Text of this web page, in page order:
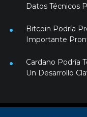
Datos Técnicos
Bitcoin Podría
Importante
Cardano Podría
Un Desarrollo